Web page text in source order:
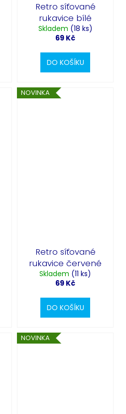
Retro síťované
rukavice bílé
Skladem (18 ks)
69 Kč
DO KOŠÍKU
NOVINKA
Retro síťované
rukavice červené
Skladem (11 ks)
69 Kč
DO KOŠÍKU
NOVINKA